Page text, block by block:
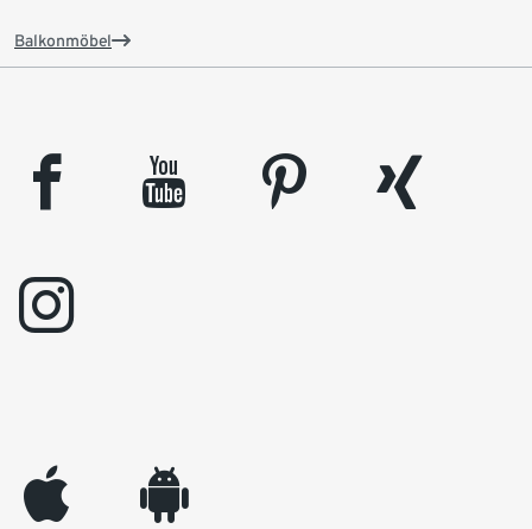
Balkonmöbel
facebook youtube pinterest
xing
instagram
appleinc android